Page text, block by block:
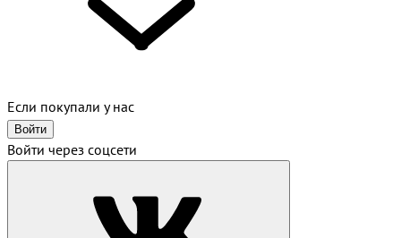
Если покупали у нас
Войти
Войти через соцсети